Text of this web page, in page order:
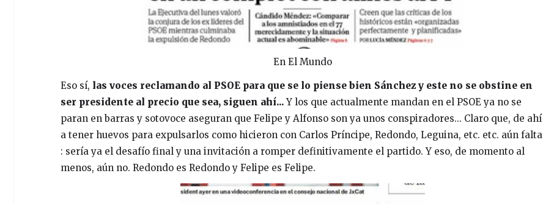
En El Mundo
Eso sí, las voces reclamando al PSOE para que se lo piense bien Sánchez y este no se obstine en
ser presidente al precio que sea, siguen ahí...Y los que actualmente mandan en el PSOE ya no se
paran en barras y sotovoce aseguran que Felipe y Alfonso son ya unos conspiradores... Claro que, de ahí
a tener huevos para expulsarlos como hicieron con Carlos Príncipe, Redondo, Leguina, etc. etc. aún falta
: sería ya el desafío final y una invitación a romper definitivamente el partido. Y eso, de momento al
menos, aún no. Redondo es Redondo y Felipe es Felipe.